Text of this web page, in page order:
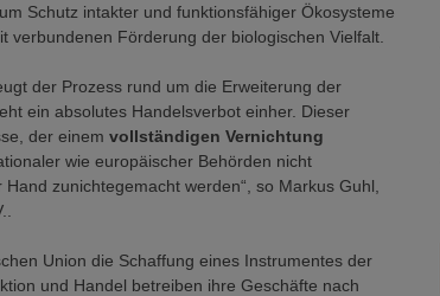
Schutz intakter und funktionsfähiger Ökosysteme
verbundenen Förderung der biologischen Vielfalt.
der Prozess rund um die Erweiterung der
ein absolutes Handelsverbot einher. Dieser
der einem vollständigen Vernichtung
wie europäischer Behörden nicht
zunichtegemacht werden“, so Markus Guhl,
Union die Schaffung eines Instrumentes der
und Handel betreiben ihre Geschäfte nach